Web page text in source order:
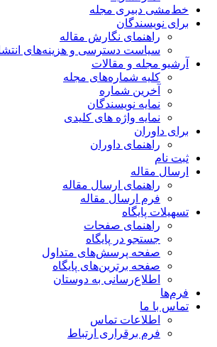
خط‌مشی دبیری مجله
برای نویسندگان
راهنمای نگارش مقاله
سیاست دسترسی و هزینه‌های انتشار
آرشیو مجله و مقالات
کلیه شماره‌های مجله
آخرین شماره
نمایه نویسندگان
نمایه واژه های کلیدی
برای داوران
راهنمای داوران
ثبت نام
ارسال مقاله
راهنمای ارسال مقاله
فرم ارسال مقاله
تسهیلات پایگاه
راهنمای صفحات
جستجو در پایگاه
صفحه پرسش‌های متداول
صفحه برترین‌های پایگاه
اطلاع‌رسانی به دوستان
فرم‌ها
تماس با ما
اطلاعات تماس
فرم برقراری ارتباط